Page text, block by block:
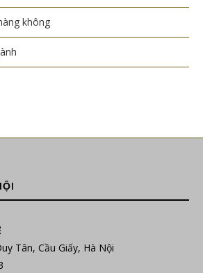
không
Tân, Cầu Giấy, Hà Nội